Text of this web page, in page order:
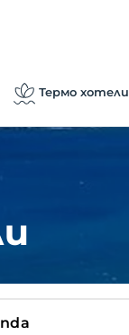
Термо хотели